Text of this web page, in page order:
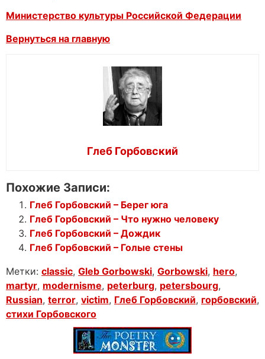
Министерство культуры Российской Федерации
Вернуться на главную
Глеб Горбовский
Похожие Записи:
Глеб Горбовский – Берег юга
Глеб Горбовский – Что нужно человеку
Глеб Горбовский – Дождик
Глеб Горбовский – Голые стены
Метки: classic, Gleb Gorbowski, Gorbowski, hero,
martyr, modernisme, peterburg, petersbourg,
Russian, terror, victim, Глеб Горбовский, горбовский,
стихи Горбовского